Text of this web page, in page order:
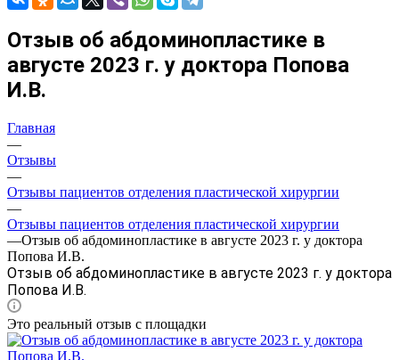
Отзыв об абдоминопластике в
августе 2023 г. у доктора Попова
И.В.
Главная
—
Отзывы
—
Отзывы пациентов отделения пластической хирургии
—
Отзывы пациентов отделения пластической хирургии
—Отзыв об абдоминопластике в августе 2023 г. у доктора
Попова И.В.
Отзыв об абдоминопластике в августе 2023 г. у доктора
Попова И.В.
Это реальный отзыв с площадки